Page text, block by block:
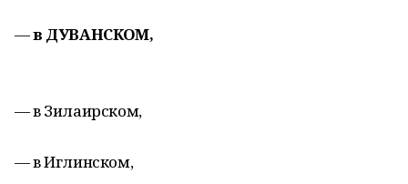
—в ДУВАНСКОМ,
— в Зилаирском,
— в Иглинском,